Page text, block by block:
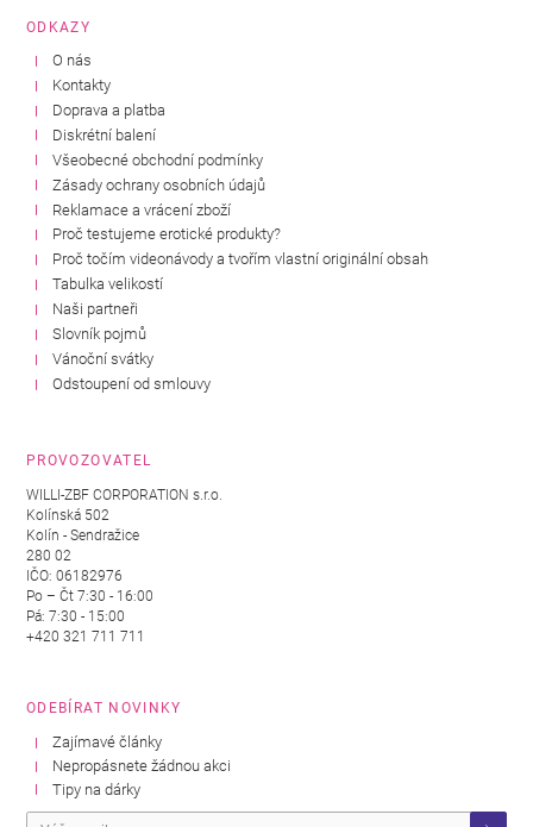
ODKAZY
O nás
Kontakty
Doprava a platba
Diskrétní balení
Všeobecné obchodní podmínky
Zásady ochrany osobních údajů
Reklamace a vrácení zboží
Proč testujeme erotické produkty?
Proč točím videonávody a tvořím vlastní originální obsah
Tabulka velikostí
Naši partneři
Slovník pojmů
Vánoční svátky
Odstoupení od smlouvy
PROVOZOVATEL
WILLI-ZBF CORPORATION s.r.o.
Kolínská 502
Kolín - Sendražice
280 02
IČO: 06182976
Po – Čt 7:30 - 16:00
Pá: 7:30 - 15:00
+420 321 711 711
ODEBÍRAT NOVINKY
Zajímavé články
Nepropásnete žádnou akci
Tipy na dárky